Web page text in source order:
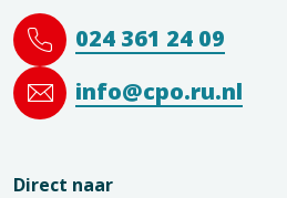
024 361 24 09
info@cpo.ru.nl
Direct naar